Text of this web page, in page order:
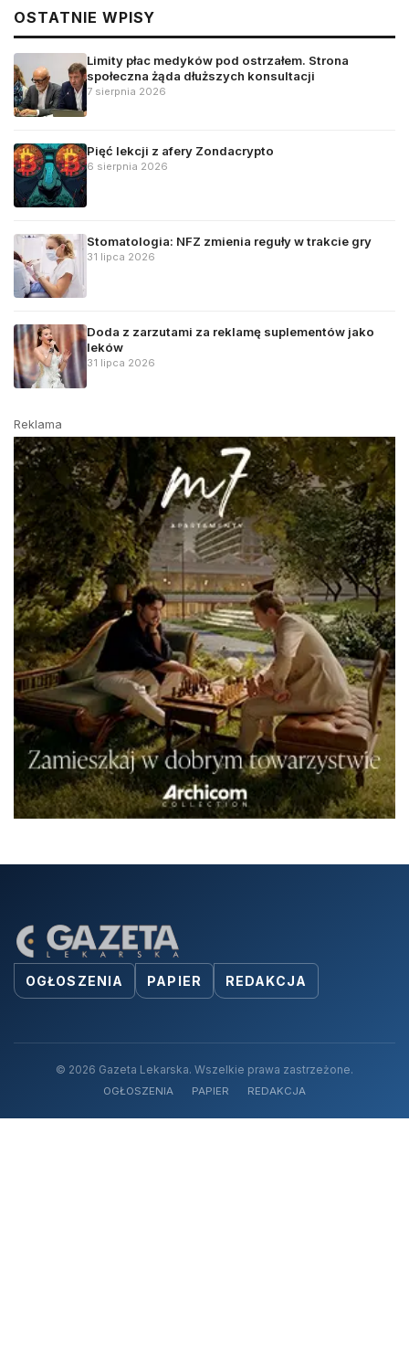
OSTATNIE WPISY
Limity płac medyków pod ostrzałem. Strona
społeczna żąda dłuższych konsultacji
7 sierpnia 2026
Pięć lekcji z afery Zondacrypto
6 sierpnia 2026
Stomatologia: NFZ zmienia reguły w trakcie gry
31 lipca 2026
Doda z zarzutami za reklamę suplementów jako
leków
31 lipca 2026
Reklama
OGŁOSZENIA PAPIER REDAKCJA
© 2026 Gazeta Lekarska. Wszelkie prawa zastrzeżone.
OGŁOSZENIA PAPIER REDAKCJA